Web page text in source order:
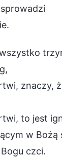
znaczy,
to jest
w Bożą
czci.